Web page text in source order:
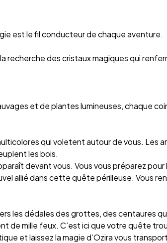
est le fil conducteur de chaque aventure.
recherche des cristaux magiques qui
et de plantes lumineuses, chaque
qui voletent autour de vous. Les
les bois.
devant vous. Vous vous préparez pour
allié dans cette quête périlleuse. Vous
les dédales des grottes, des centaures
de mille feux. C’est ici que votre quête
et laissez la magie d’Ozira vous